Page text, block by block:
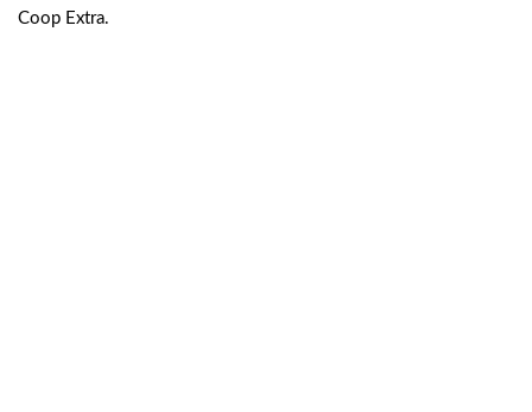
Coop Extra.